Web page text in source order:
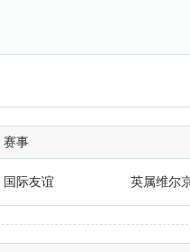
赛事
国际友谊 英属维尔